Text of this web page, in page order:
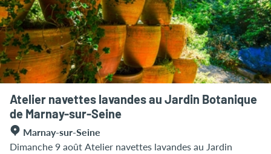
VANICEK en partenariat avec Nogent Orgue en Seine
Renseignements & réservation : ► Brocante :
mathyp@wanadoo.fr - 06 13 14 02 16 ► Couronnement &
animations : 03 25 39 42 24 ► Accès à la tour Saint-
Laurent : 03 25 39 42 07
Atelier navettes lavandes au Jardin Botanique
de Marnay-sur-Seine
Marnay-sur-Seine
Dimanche 9 août Atelier navettes lavandes au Jardin